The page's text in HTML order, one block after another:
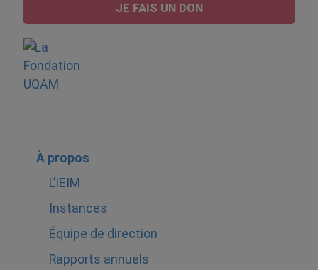
JE FAIS UN DON
À propos
L’IEIM
Instances
Équipe de direction
Rapports annuels